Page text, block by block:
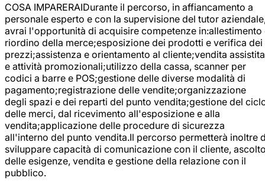
COSA IMPARERAIDurante il percorso, in affiancamento a
personale esperto e con la supervisione del tutor
avrai l'opportunità di acquisire competenze in:allestimento
riordino della merce;esposizione dei prodotti e verifica dei
prezzi;assistenza e orientamento al cliente;vendita assistita
e attività promozionali;utilizzo della cassa, scanner per
codici a barre e POS;gestione delle diverse modalità di
pagamento;registrazione delle vendite;organizzazione
degli spazi e dei reparti del punto vendita;gestione del
delle merci, dal ricevimento all'esposizione e alla
vendita;applicazione delle procedure di sicurezza
all'interno del punto vendita.Il percorso permetterà inoltre
sviluppare capacità di comunicazione con il cliente,
delle esigenze, vendita e gestione della relazione con il
pubblico.